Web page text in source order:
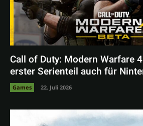
Call of Duty: Modern Warfare
erster Serienteil auch für
Games 22. Juli 2026